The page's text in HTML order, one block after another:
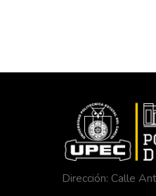
Dirección: Calle